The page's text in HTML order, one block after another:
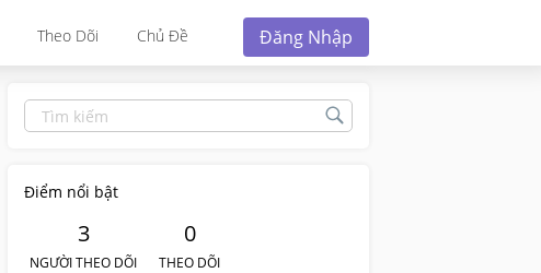
Theo Dõi Chủ Đề Đăng Nhập
Điểm nổi bật
3
NGƯỜI THEO DÕI
0
THEO DÕI